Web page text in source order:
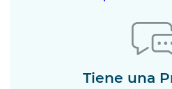
Tiene una